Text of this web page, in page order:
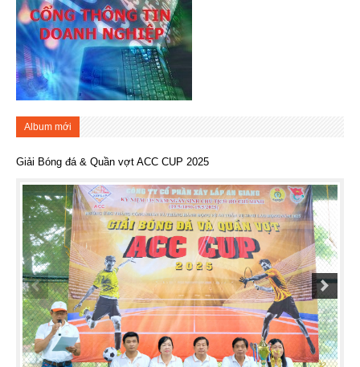
Album mới
Giải Bóng đá & Quần vợt ACC CUP 2025